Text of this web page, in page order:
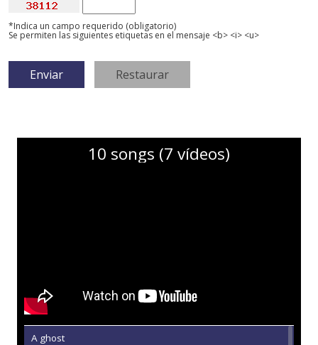
*Indica un campo requerido (obligatorio)
Se permiten las siguientes etiquetas en el mensaje <b> <i> <u>
10 songs (7 vídeos)
A ghost